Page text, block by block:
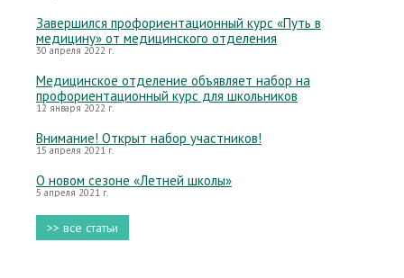
Завершился профориентационный курс «Путь в
медицину» от медицинского отделения
30 апреля 2022 г.
Медицинское отделение объявляет набор на
профориентационный курс для школьников
12 января 2022 г.
Внимание! Открыт набор участников!
15 апреля 2021 г.
О новом сезоне «Летней школы»
5 апреля 2021 г.
>> все статьи